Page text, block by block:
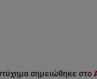
σημειώθηκε στο